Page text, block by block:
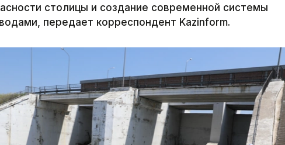
столицы и создание современной системы
передает корреспондент Kazinform.